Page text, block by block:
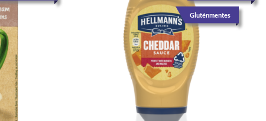
Gluténmentes